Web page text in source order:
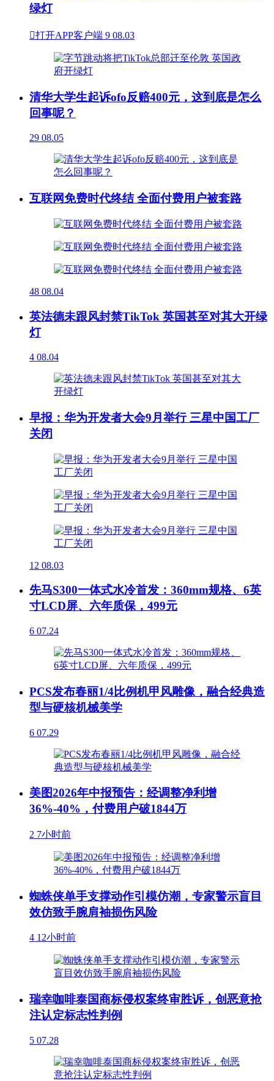
绿灯
打开APP客户端 9 08.03
清华大学生起诉ofo反赔400元，这到底是怎么
回事呢？
29 08.05
互联网免费时代终结 全面付费用户被套路
48 08.04
英法德未跟风封禁TikTok 英国甚至对其大开绿
灯
4 08.04
早报：华为开发者大会9月举行 三星中国工厂
关闭
12 08.03
先马S300一体式水冷首发：360mm规格、6英
寸LCD屏、六年质保，499元
6 07.24
PCS发布春丽1/4比例机甲风雕像，融合经典造
型与硬核机械美学
6 07.29
美图2026年中报预告：经调整净利增
36%-40%，付费用户破1844万
2 7小时前
蜘蛛侠单手支撑动作引模仿潮，专家警示盲目
效仿致手腕肩袖损伤风险
4 12小时前
瑞幸咖啡泰国商标侵权案终审胜诉，创恶意抢
注认定标志性判例
5 07.28